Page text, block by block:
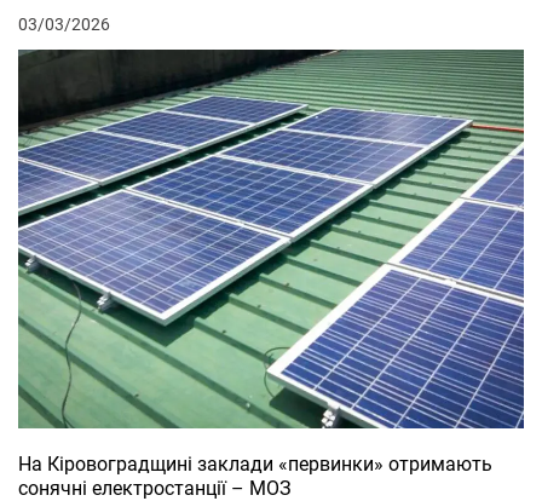
03/03/2026
На Кіровоградщині заклади «первинки» отримають
сонячні електростанції – МОЗ